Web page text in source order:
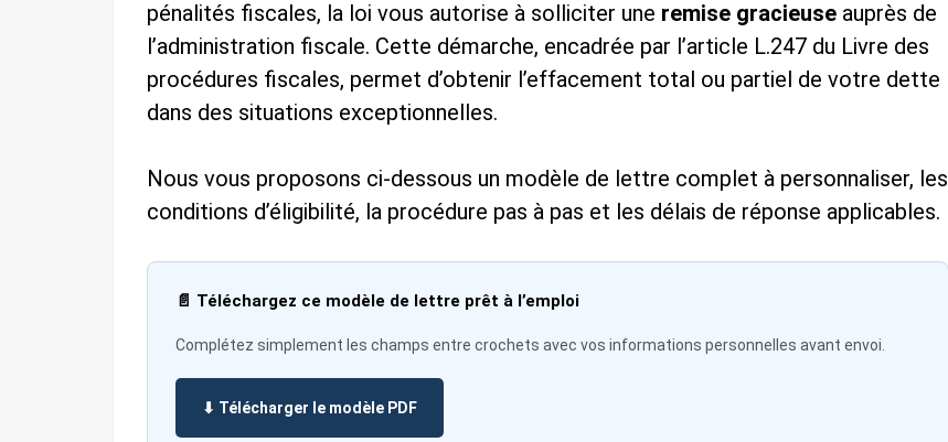
pénalités fiscales, la loi vous autorise à solliciter une remise gracieuse auprès de
l’administration fiscale. Cette démarche, encadrée par l’article L.247 du Livre des
procédures fiscales, permet d’obtenir l’effacement total ou partiel de votre dette
dans des situations exceptionnelles.
Nous vous proposons ci-dessous un modèle de lettre complet à personnaliser, les
conditions d’éligibilité, la procédure pas à pas et les délais de réponse applicables.
📄 Téléchargez ce modèle de lettre prêt à l’emploi
Complétez simplement les champs entre crochets avec vos informations personnelles avant envoi.
⬇ Télécharger le modèle PDF